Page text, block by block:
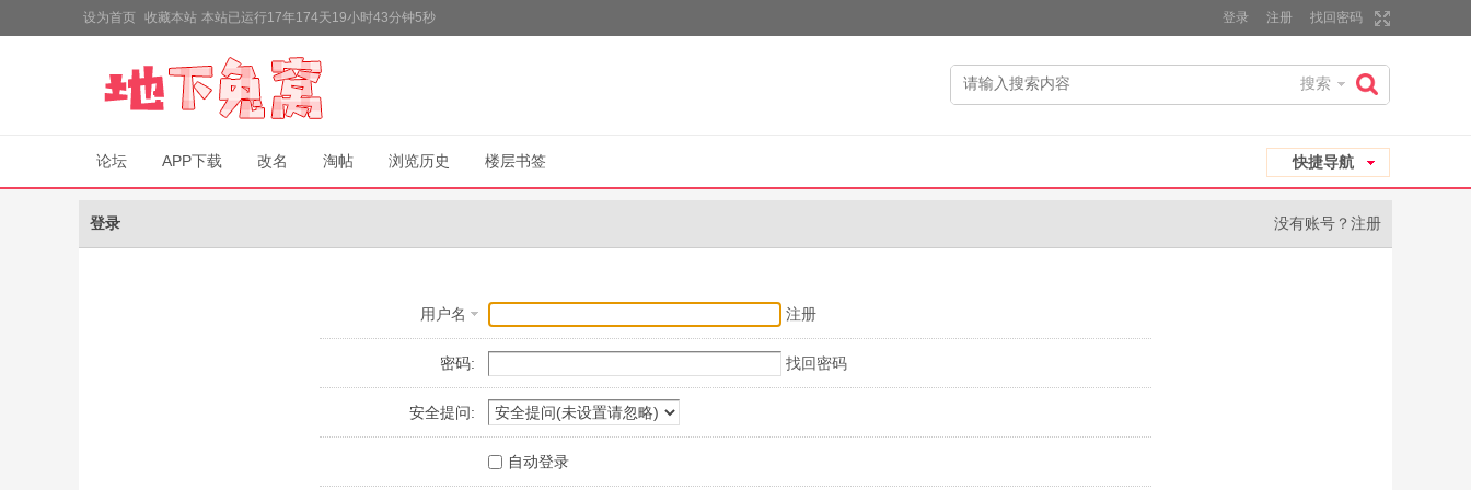
设为首页 收藏本站 本站已运行17年174天19小时43分钟5秒 登录 注册 找回密码
搜索
快捷导航
论坛 APP下载 改名 淘帖 浏览历史 楼层书签
没有账号？ 注册
登录
用户名 注册
密码: 找回密码
安全提问:
自动登录